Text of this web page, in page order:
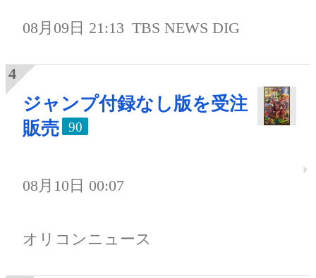
08月09日 21:13 TBS NEWS DIG
ジャンプ付録なし版を受注
販売
90
08月10日 00:07
オリコンニュース